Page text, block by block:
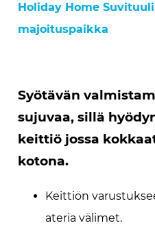
Holiday Home
majoituspaikka
Syötävän
sujuvaa, sillä
keittiö jossa
kotona.
Keittiön
ateria välimet.